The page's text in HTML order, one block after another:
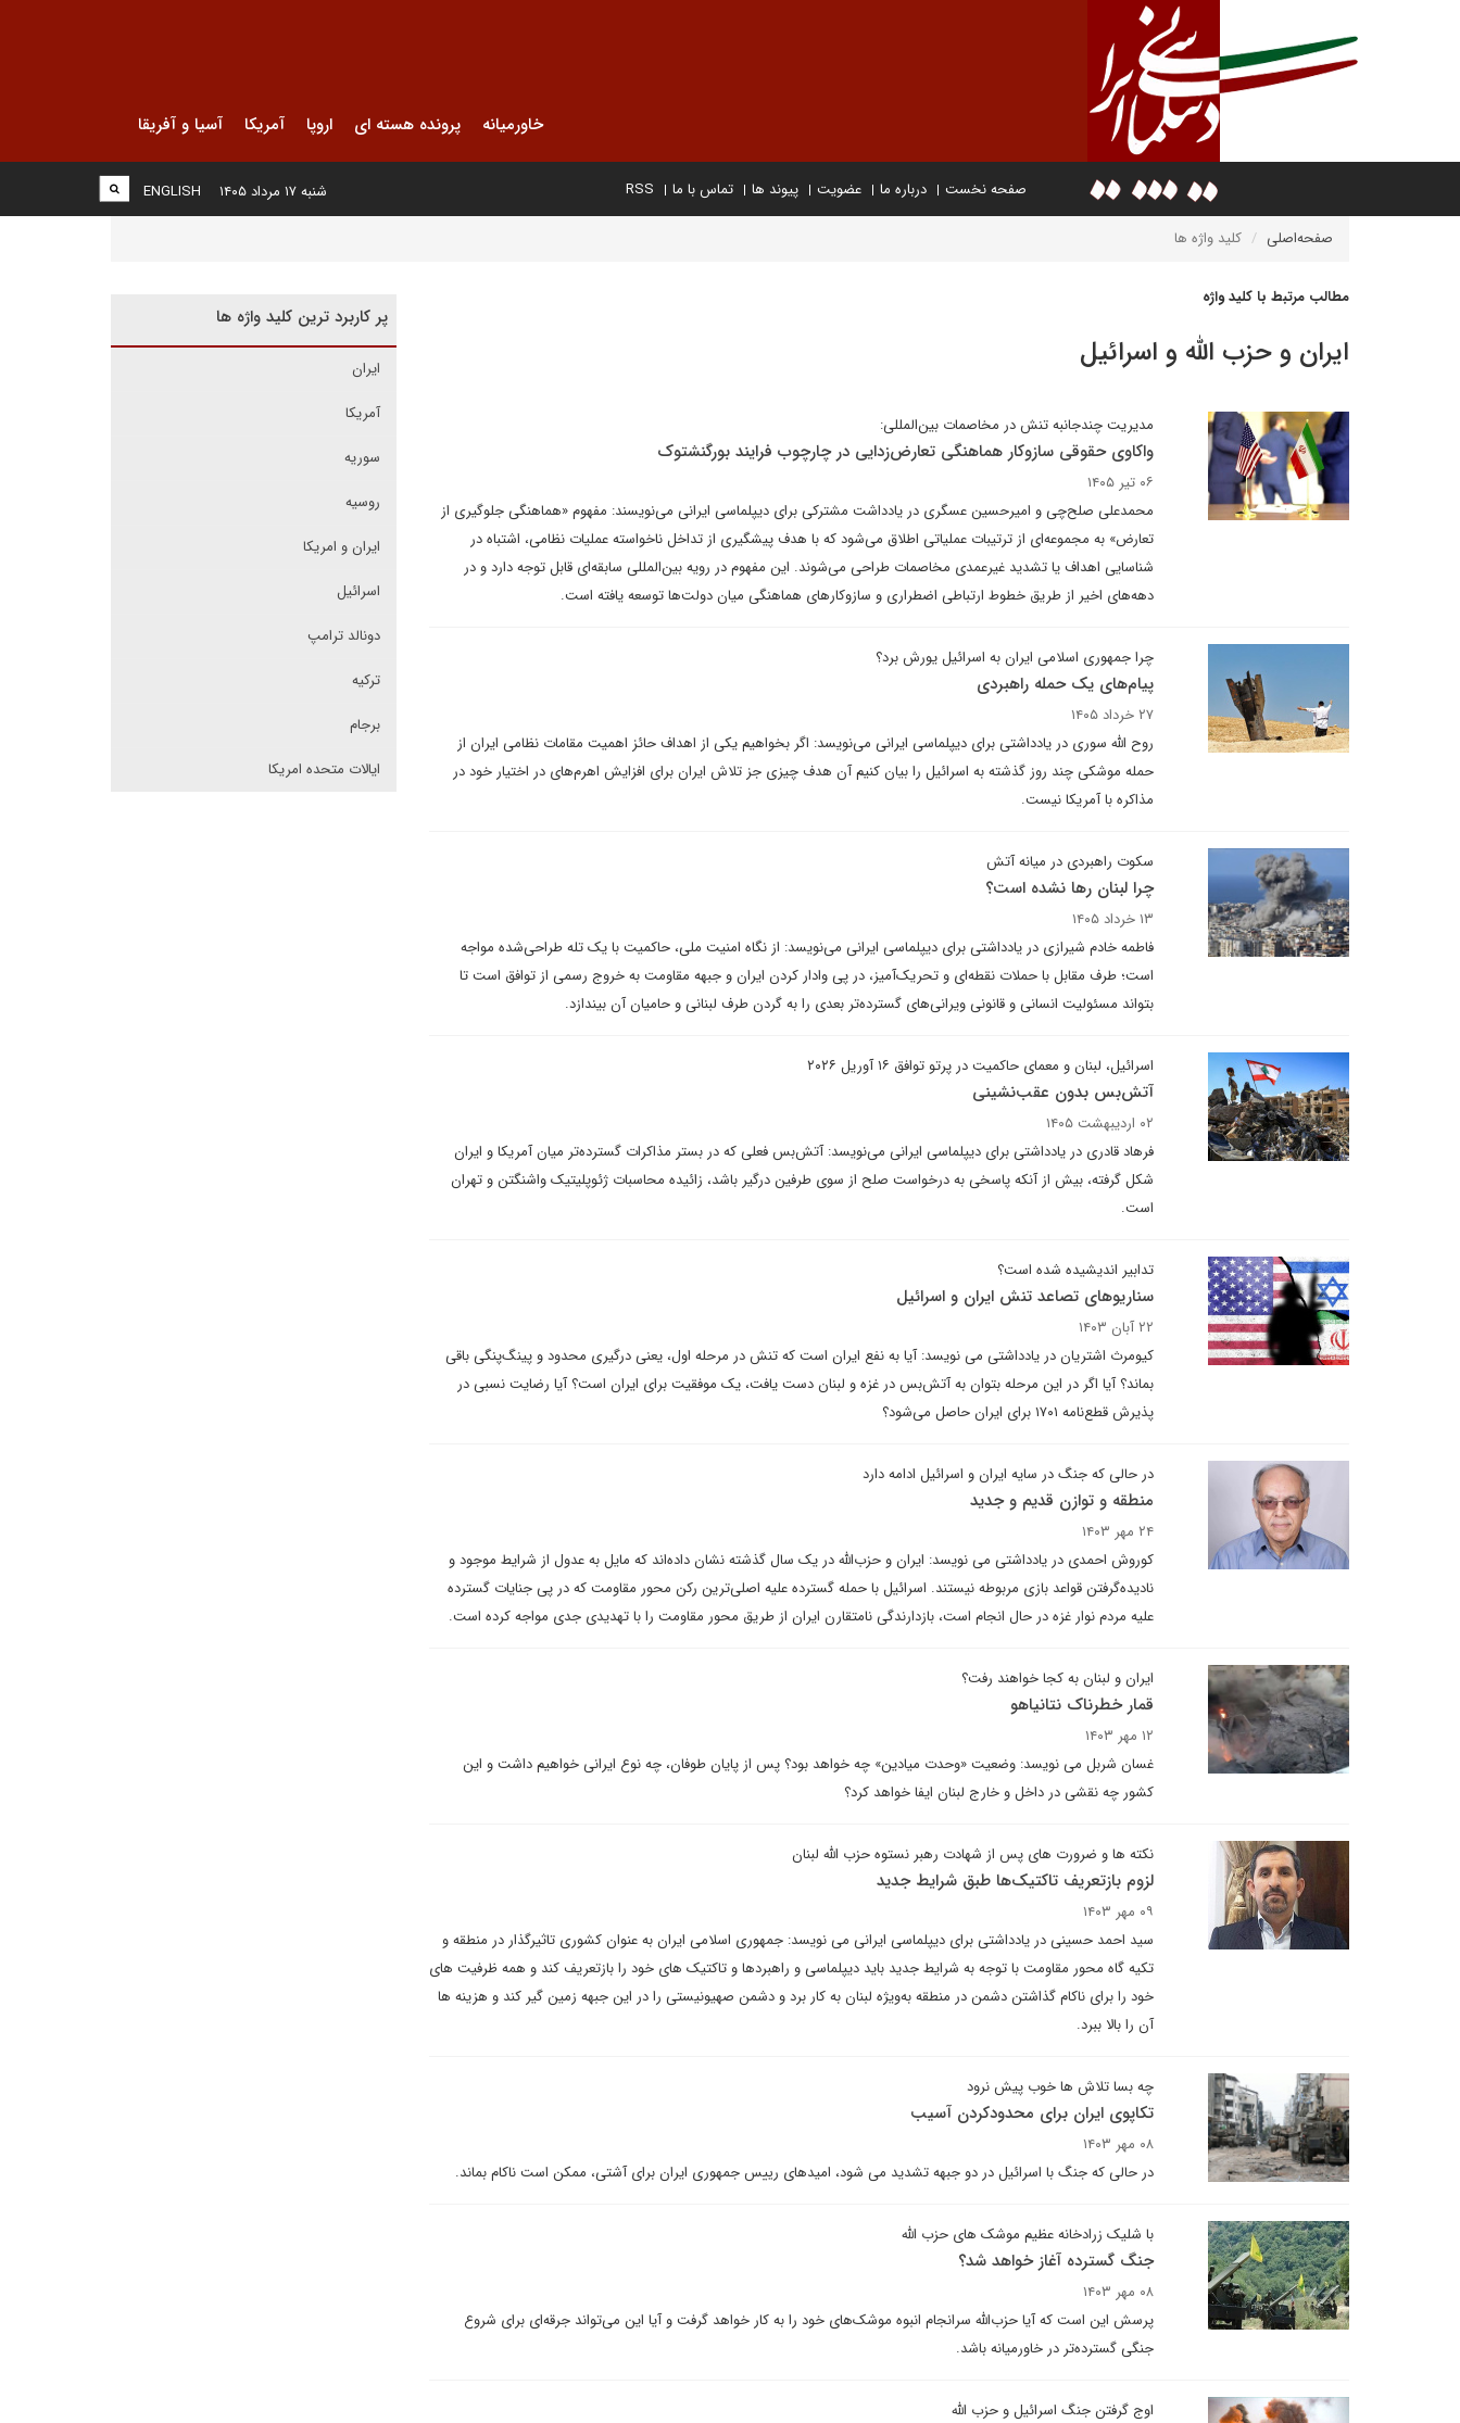
خاورمیانه پرونده هسته ای اروپا آمریکا آسیا و آفریقا
صفحه نخست درباره ما عضویت پیوند ها تماس با ما RSS
ENGLISH شنبه ۱۷ مرداد ۱۴۰۵
صفحه‌اصلی کلید واژه ها
مطالب مرتبط با کلید واژه
ایران و حزب الله و اسرائیل
مدیریت چندجانبه تنش در مخاصمات بین‌المللی:
واکاوی حقوقی سازوکار هماهنگی تعارض‌زدایی در چارچوب فرایند بورگنشتوک
۰۶ تیر ۱۴۰۵
محمدعلی صلح‌چی و امیرحسین عسگری در یادداشت مشترکی برای دیپلماسی ایرانی می‌نویسند: مفهوم «هماهنگی جلوگیری از
تعارض» به مجموعه‌ای از ترتیبات عملیاتی اطلاق می‌شود که با هدف پیشگیری از تداخل ناخواسته عملیات نظامی، اشتباه در
شناسایی اهداف یا تشدید غیرعمدی مخاصمات طراحی می‌شوند. این مفهوم در رویه بین‌المللی سابقه‌ای قابل توجه دارد و در
دهه‌های اخیر از طریق خطوط ارتباطی اضطراری و سازوکارهای هماهنگی میان دولت‌ها توسعه یافته است.
چرا جمهوری اسلامی ایران به اسرائیل یورش برد؟
پیام‌های یک حمله راهبردی
۲۷ خرداد ۱۴۰۵
روح الله سوری در یادداشتی برای دیپلماسی ایرانی می‌نویسد: اگر بخواهیم یکی از اهداف حائز اهمیت مقامات نظامی ایران از
حمله موشکی چند روز گذشته به اسرائیل را بیان کنیم آن هدف چیزی جز تلاش ایران برای افزایش اهرم‌های در اختیار خود در
مذاکره با آمریکا نیست.
سکوت راهبردی در میانه آتش
چرا لبنان رها نشده است؟
۱۳ خرداد ۱۴۰۵
فاطمه خادم شیرازی در یادداشتی برای دیپلماسی ایرانی می‌نویسد: از نگاه امنیت ملی، حاکمیت با یک تله طراحی‌شده مواجه
است؛ طرف مقابل با حملات نقطه‌ای و تحریک‌آمیز، در پی وادار کردن ایران و جبهه مقاومت به خروج رسمی از توافق است تا
بتواند مسئولیت انسانی و قانونی ویرانی‌های گسترده‌تر بعدی را به گردن طرف لبنانی و حامیان آن بیندازد.
اسرائیل، لبنان و معمای حاکمیت در پرتو توافق ۱۶ آوریل ۲۰۲۶
آتش‌بس بدون عقب‌نشینی
۰۲ اردیبهشت ۱۴۰۵
فرهاد قادری در یادداشتی برای دیپلماسی ایرانی می‌نویسد: آتش‌بس فعلی که در بستر مذاکرات گسترده‌تر میان آمریکا و ایران
شکل گرفته، بیش از آنکه پاسخی به درخواست صلح از سوی طرفین درگیر باشد، زائیده محاسبات ژئوپلیتیک واشنگتن و تهران
است.
تدابیر اندیشیده شده است؟
سناریوهای تصاعد تنش ایران و اسرائیل
۲۲ آبان ۱۴۰۳
کیومرث اشتریان در یادداشتی می نویسد: آیا به نفع ایران است که تنش در مرحله اول، یعنی درگیری محدود و پینگ‌پنگی باقی
بماند؟ آیا اگر در این مرحله بتوان به آتش‌بس در غزه و لبنان دست یافت، یک موفقیت برای ایران است؟ آیا رضایت نسبی در
پذیرش قطع‌نامه ۱۷۰۱ برای ایران حاصل می‌شود؟
در حالی که جنگ در سایه ایران و اسرائیل ادامه دارد
منطقه و توازن قدیم و جدید
۲۴ مهر ۱۴۰۳
کوروش احمدی در یادداشتی می نویسد: ایران و حزب‌الله در یک سال گذشته نشان داده‌اند که مایل به عدول از شرایط موجود و
نادیده‌گرفتن قواعد بازی مربوطه نیستند. اسرائیل با حمله گسترده علیه اصلی‌ترین رکن محور مقاومت که در پی جنایات گسترده
علیه مردم نوار غزه در حال انجام است، بازدارندگی نامتقارن ایران از طریق محور مقاومت را با تهدیدی جدی مواجه کرده است.
ایران و لبنان به کجا خواهند رفت؟
قمار خطرناک نتانیاهو
۱۲ مهر ۱۴۰۳
غسان شربل می نویسد: وضعیت «وحدت میادین» چه خواهد بود؟ پس از پایان طوفان، چه نوع ایرانی خواهیم داشت و این
کشور چه نقشی در داخل و خارج لبنان ایفا خواهد کرد؟
نکته ها و ضرورت های پس از شهادت رهبر نستوه حزب الله لبنان
لزوم بازتعریف تاکتیک‌ها طبق شرایط جدید
۰۹ مهر ۱۴۰۳
سید احمد حسینی در یادداشتی برای دیپلماسی ایرانی می نویسد: جمهوری اسلامی ایران به عنوان کشوری تاثیرگذار در منطقه و
تکیه گاه محور مقاومت با توجه به شرایط جدید باید دیپلماسی و راهبردها و تاکتیک های خود را بازتعریف کند و همه ظرفیت های
خود را برای ناکام گذاشتن دشمن در منطقه به‌ویژه لبنان به کار برد و دشمن صهیونیستی را در این جبهه زمین گیر کند و هزینه ها
آن را بالا ببرد.
چه بسا تلاش ها خوب پیش نرود
تکاپوی ایران برای محدودکردن آسیب
۰۸ مهر ۱۴۰۳
در حالی که جنگ با اسرائیل در دو جبهه تشدید می شود، امیدهای رییس جمهوری ایران برای آشتی، ممکن است ناکام بماند.
با شلیک زرادخانه عظیم موشک های حزب الله
جنگ گسترده آغاز خواهد شد؟
۰۸ مهر ۱۴۰۳
پرسش این است که آیا حزب‌الله سرانجام انبوه موشک‌های خود را به کار خواهد گرفت و آیا این می‌تواند جرقه‌ای برای شروع
جنگی گسترده‌تر در خاورمیانه باشد.
اوج گرفتن جنگ اسرائیل و حزب الله
پر کاربرد ترین کلید واژه ها
ایران
آمریکا
سوریه
روسیه
ایران و امریکا
اسرائیل
دونالد ترامپ
ترکیه
برجام
ایالات متحده امریکا